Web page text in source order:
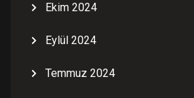
Ekim 2024
Eylül 2024
Temmuz 2024